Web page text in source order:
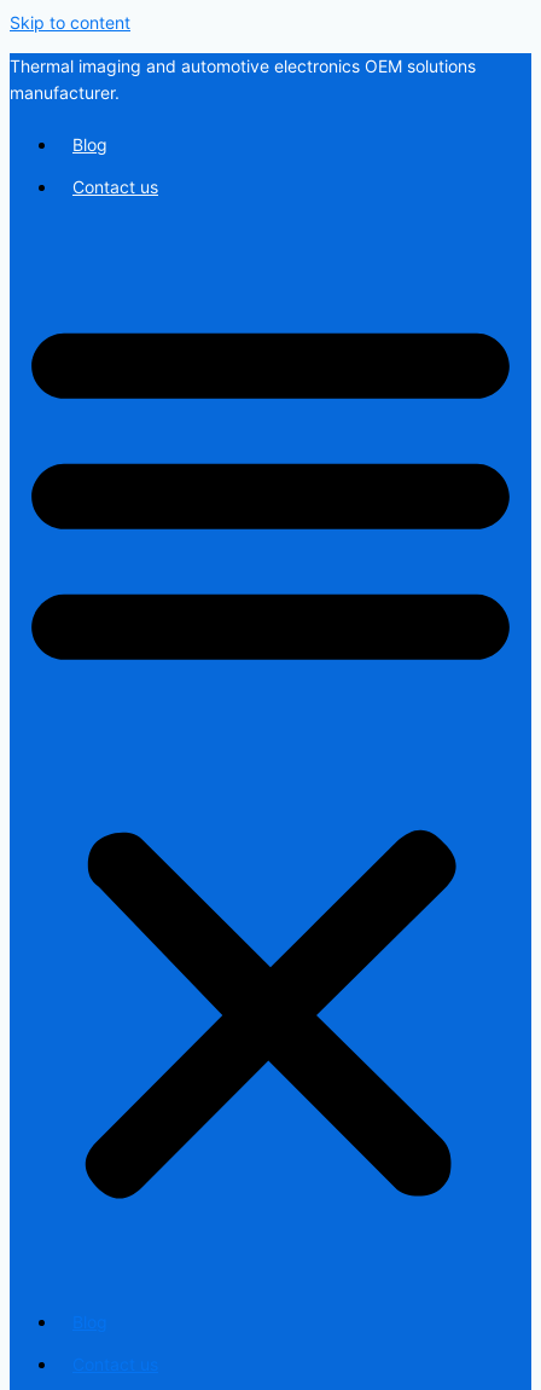
Skip to content
Thermal imaging and automotive electronics OEM solutions
manufacturer.
Blog
Contact us